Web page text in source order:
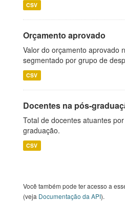
CSV
Orçamento aprovado
Valor do orçamento aprovado
segmentado por grupo de
CSV
Docentes na pós-
Total de docentes atuantes
graduação.
CSV
Você também pode ter acesso a
(veja Documentação da API).